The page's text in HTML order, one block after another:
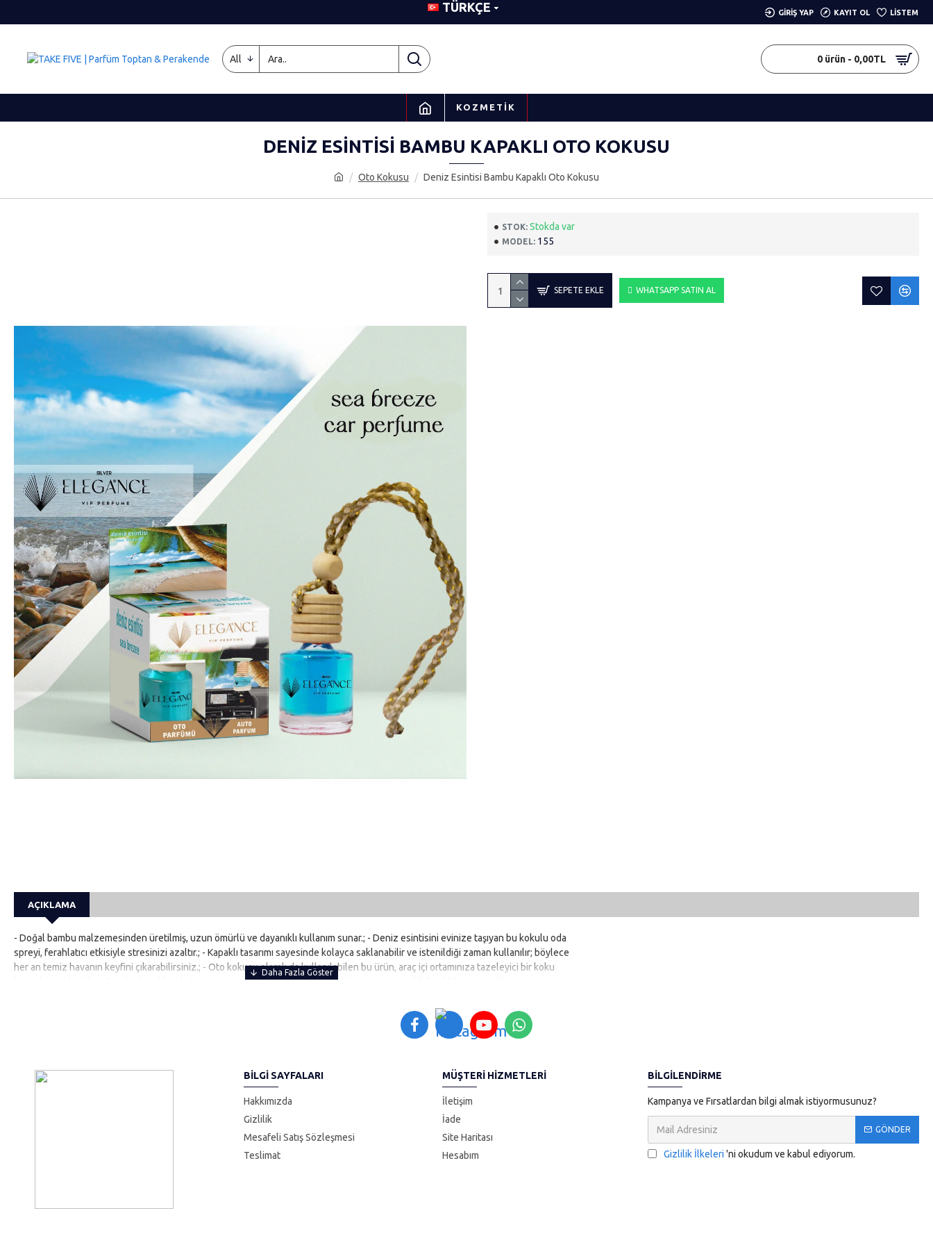
TÜRKÇE GIRIŞ YAP KAYIT OL LISTEM
All 0 ürün - 0,00TL
KOZMETIK
Oto Kokusu Deniz Esintisi Bambu Kapaklı Oto Kokusu
DENIZ ESINTISI BAMBU KAPAKLI OTO KOKUSU
STOK: Stokda var
MODEL: 155
SEPETE EKLE WHATSAPP SATIN AL
AÇIKLAMA
- Doğal bambu malzemesinden üretilmiş, uzun ömürlü ve dayanıklı kullanım sunar.; - Deniz esintisini evinize taşıyan bu kokulu oda
spreyi, ferahlatıcı etkisiyle stresinizi azaltır.; - Kapaklı tasarımı sayesinde kolayca saklanabilir ve istenildiği zaman kullanılır; böylece
her an temiz havanın keyfini çıkarabilirsiniz.; - Oto kokusu olarak da kullanılabilen bu ürün, araç içi ortamınıza tazeleyici bir koku
katmak için idealdir.; - Bambu kapakları, kokunun yavaşça salınmasını sağlayarak odanızda sürekli ferahlık hissi verirken aynı
BILGI SAYFALARI
Hakkımızda
Gizlilik
Mesafeli Satış Sözleşmesi
Teslimat
MÜŞTERI HIZMETLERI
İletişim
İade
Site Haritası
Hesabım
BILGILENDIRME
Kampanya ve Fırsatlardan bilgi almak istiyormusunuz?
GÖNDER
Gizlilik İlkeleri 'ni okudum ve kabul ediyorum.